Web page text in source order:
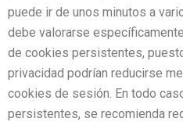
puede ir de unos minutos a
debe valorarse
de cookies persistentes,
privacidad podrían reducirse
cookies de sesión. En todo
persistentes, se recomienda